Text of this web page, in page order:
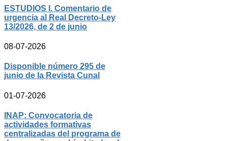
ESTUDIOS I. Comentario de
urgencia al Real Decreto-Ley
13/2026, de 2 de junio
08-07-2026
Disponible número 295 de
junio de la Revista Cunal
01-07-2026
INAP: Convocatoria de
actividades formativas
centralizadas del programa de